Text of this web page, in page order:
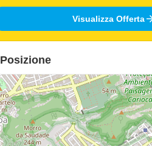
Visualizza Offerta
Posizione